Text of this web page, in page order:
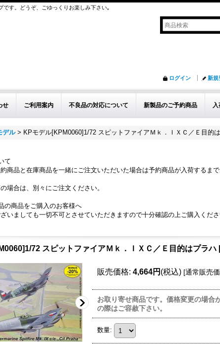
す。どうぞ、ごゆっくりお楽しみ下さい｡
ログイン 新規
せ ご利用案内 不良品の対応について 新製品のご予約商品 入
デル > KPモデル[KPM0060]1/72 スピットファイアＭｋ．ＩＸＣ／Ｅ目的
て
商品と在庫商品を一緒にご注文いただいた場合は予約商品が入荷するま
場合は、別々にご注文ください。
の商品をご購入のお客様へ
いましても一切不可とさせていただきますので十分確認の上ご購入くださ
72 スピットファイアＭｋ．ＩＸＣ／Ｅ目的はプラハ
販売価格: 4,664円 (税込) [通常販売
お取り寄せ商品です。価格変更の場合
の際はご容赦下さい。
数量: